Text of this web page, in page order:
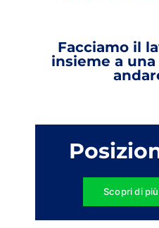
Facciamo il
insieme a
Scopri di